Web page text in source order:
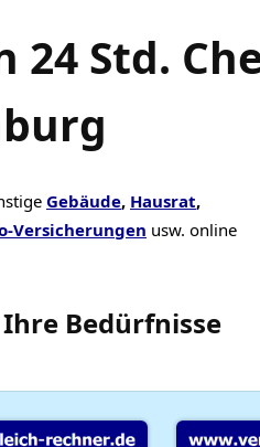
Std.
Gebäude, Hausrat,
Versicherungen usw. online
Bedürfnisse